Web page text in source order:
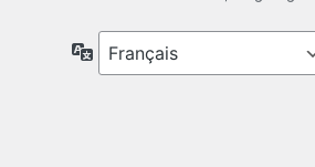
Langue